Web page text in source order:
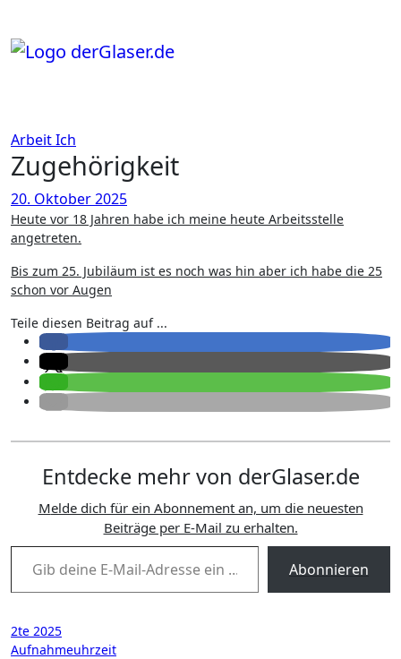
springen
ArbeitIch
Zugehörigkeit
20. Oktober 2025
Heute vor 18 Jahren habe ich meine heute Arbeitsstelle
angetreten.
Bis zum 25. Jubiläum ist es noch was hin aber ich habe die 25
schon vor Augen
Teile diesen Beitrag auf ...
Entdecke mehr von derGlaser.de
Melde dich für ein Abonnement an, um die neuesten
Beiträge per E-Mail zu erhalten.
Gib deine E-Mail-Adresse ein ...
Abonnieren
Beitragsnavigation
2te 2025
Aufnahmeuhrzeit